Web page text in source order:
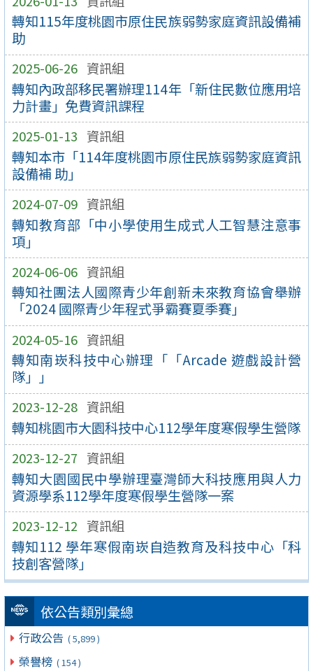
轉知115年度桃園市原住民族弱勢家庭資訊設備補
助
2025-06-26 資訊組
轉知內政部移民署辦理114年「新住民數位應用培
力計畫」免費資訊課程
2025-01-13 資訊組
轉知本市「114年度桃園市原住民族弱勢家庭資訊
設備補 助」
2024-07-09 資訊組
轉知教育部「中小學使用生成式人工智慧注意事
項」
2024-06-06 資訊組
轉知社團法人國際青少年創新未來教育協會舉辦
「2024 國際青少年程式爭霸賽夏季賽」
2024-05-16 資訊組
轉知南崁科技中心辦理「「Arcade 遊戲設計營
隊」」
2023-12-28 資訊組
轉知桃園市大園科技中心112學年度寒假學生營隊
2023-12-27 資訊組
轉知大園國民中學辦理臺灣師大科技應用與人力
資源學系112學年度寒假學生營隊一案
2023-12-12 資訊組
轉知112 學年寒假南崁自造教育及科技中心「科
技創客營隊」
依公告類別彙總
行政公告 ( 5,899 )
榮譽榜 ( 154 )